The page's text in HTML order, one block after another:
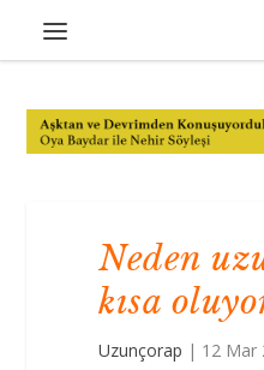
Neden
kısa
Uzunçorap | 12 Mar